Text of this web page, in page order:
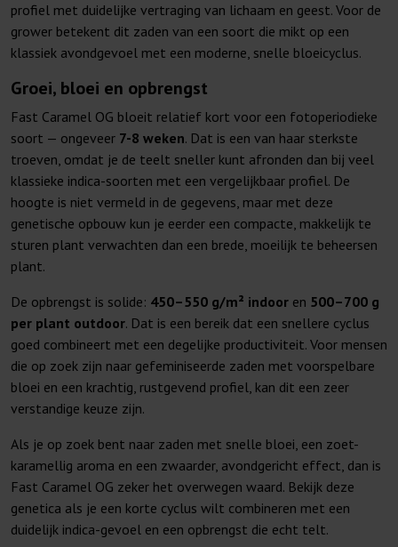
profiel met duidelijke vertraging van lichaam en geest. Voor de
grower betekent dit zaden van een soort die mikt op een
klassiek avondgevoel met een moderne, snelle bloeicyclus.
Groei, bloei en opbrengst
Fast Caramel OG bloeit relatief kort voor een fotoperiodieke
soort — ongeveer 7-8 weken. Dat is een van haar sterkste
troeven, omdat je de teelt sneller kunt afronden dan bij veel
klassieke indica-soorten met een vergelijkbaar profiel. De
hoogte is niet vermeld in de gegevens, maar met deze
genetische opbouw kun je eerder een compacte, makkelijk te
sturen plant verwachten dan een brede, moeilijk te beheersen
plant.
De opbrengst is solide: 450–550 g/m² indoor en 500–700 g
per plant outdoor. Dat is een bereik dat een snellere cyclus
goed combineert met een degelijke productiviteit. Voor mensen
die op zoek zijn naar gefeminiseerde zaden met voorspelbare
bloei en een krachtig, rustgevend profiel, kan dit een zeer
verstandige keuze zijn.
Als je op zoek bent naar zaden met snelle bloei, een zoet-
karamellig aroma en een zwaarder, avondgericht effect, dan is
Fast Caramel OG zeker het overwegen waard. Bekijk deze
genetica als je een korte cyclus wilt combineren met een
duidelijk indica-gevoel en een opbrengst die echt telt.